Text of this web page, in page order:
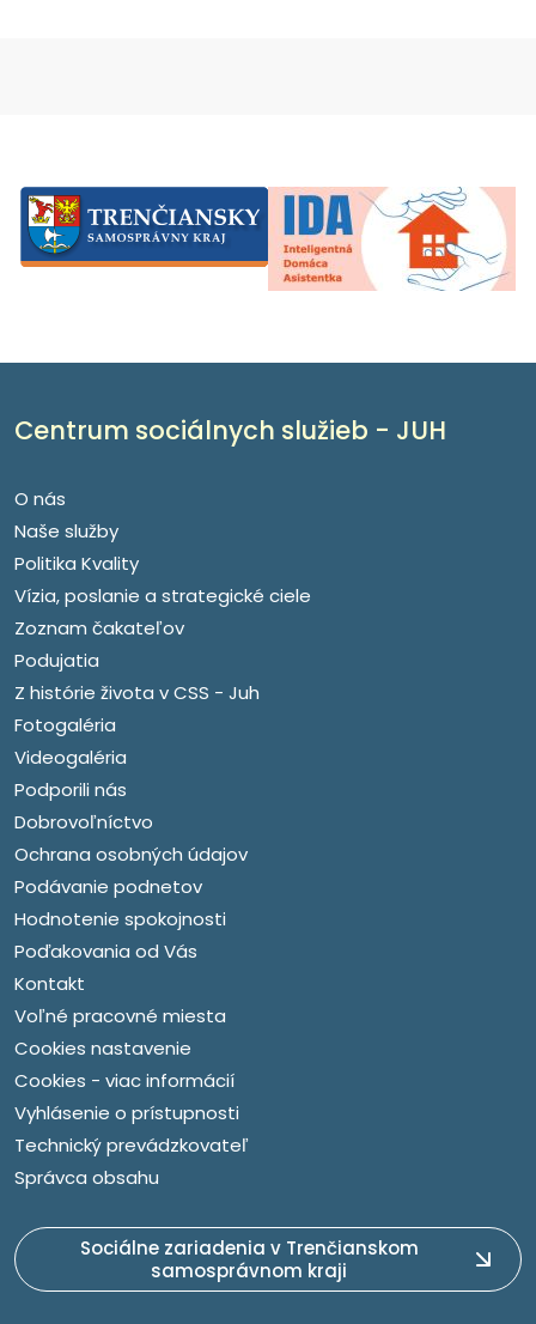
Centrum sociálnych služieb - JUH
O nás
Naše služby
Politika Kvality
Vízia, poslanie a strategické ciele
Zoznam čakateľov
Podujatia
Z histórie života v CSS - Juh
Fotogaléria
Videogaléria
Podporili nás
Dobrovoľníctvo
Ochrana osobných údajov
Podávanie podnetov
Hodnotenie spokojnosti
Poďakovania od Vás
Kontakt
Voľné pracovné miesta
Cookies nastavenie
Cookies - viac informácií
Vyhlásenie o prístupnosti
Technický prevádzkovateľ
Správca obsahu
Sociálne zariadenia v Trenčianskom
samosprávnom kraji